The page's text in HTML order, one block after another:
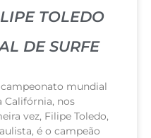
TOLEDO
DE SURFE
mundial
Califórnia, nos
vez, Filipe Toledo,
é o campeão